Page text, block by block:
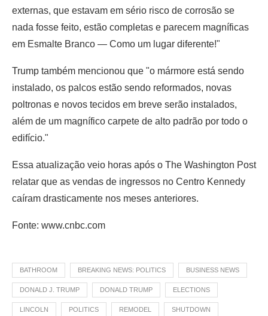
externas, que estavam em sério risco de corrosão se
nada fosse feito, estão completas e parecem magníficas
em Esmalte Branco — Como um lugar diferente!"
Trump também mencionou que "o mármore está sendo
instalado, os palcos estão sendo reformados, novas
poltronas e novos tecidos em breve serão instalados,
além de um magnífico carpete de alto padrão por todo o
edifício."
Essa atualização veio horas após o The Washington Post
relatar que as vendas de ingressos no Centro Kennedy
caíram drasticamente nos meses anteriores.
Fonte: www.cnbc.com
BATHROOM BREAKING NEWS: POLITICS BUSINESS NEWS
DONALD J. TRUMP DONALD TRUMP ELECTIONS
LINCOLN POLITICS REMODEL SHUTDOWN